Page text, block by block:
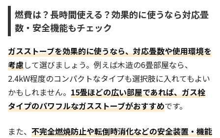
燃費は？長時間使える？効果的に使うなら対応畳
数・安全機能もチェック
ガスストーブを効果的に使うなら、対応畳数や使用環境を
考慮して選びましょう。例えば木造の6畳部屋なら、
2.4kW程度のコンパクトなタイプも選択肢に入れてもよい
かもしれません。 15畳ほどの広い部屋であれば、ガス栓
タイプのパワフルなガスストーブがおすすめです。
また、 不完全燃焼防止や転倒時消化などの安全装置・機能